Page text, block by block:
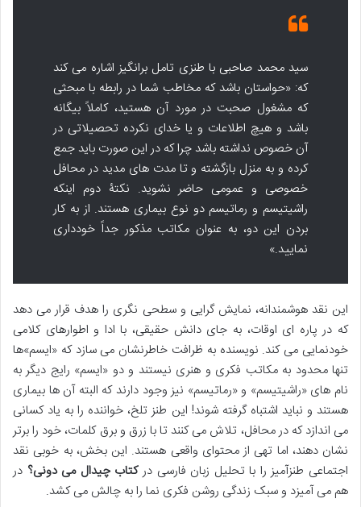
سید محمد صاحبی با طنزی تامل برانگیز اشاره می کند
که: «حواستان باشد که مخاطب شما در رابطه با مبحثی
که مشغول صحبت در مورد آن هستید، کاملاً بیگانه
باشد و هیچ اطلاعات و یا خدای نکرده تحصیلاتی در
آن خصوص نداشته باشد چرا که در این صورت باید جمع
کرده و به منزل بازگشته و تا مدت های مدید در محافل
خصوصی و عمومی حاضر نشوید. نکتۀ دوم اینکه
راشیتیسم و رماتیسم دو نوع بیماری هستند. از به کار
بردن این دو، به عنوان مکاتب مذکور جداً خودداری
نمایید.»
این نقد هوشمندانه، نمایش گرایی و سطحی نگری را هدف قرار می دهد
که در پاره ای اوقات، به جای دانش حقیقی، با ادا و اطوارهای کلامی
خودنمایی می کند. نویسنده به ظرافت خاطرنشان می سازد که «ایسم»ها
تنها محدود به مکاتب فکری و هنری نیستند و دو «ایسم» رایج دیگر به
نام های «راشیتیسم» و «رماتیسم» نیز وجود دارند که البته آن ها بیماری
هستند و نباید اشتباه گرفته شوند! این طنز تلخ، خواننده را به یاد کسانی
می اندازد که در محافل، تلاش می کنند تا با زرق و برق کلمات، خود را برتر
نشان دهند، اما تهی از محتوای واقعی هستند. این بخش، به خوبی نقد
اجتماعی طنزآمیز را با تحلیل زبان فارسی درکتاب چیدال می دونی؟ در
هم می آمیزد و سبک زندگی روشن فکری نما را به چالش می کشد.